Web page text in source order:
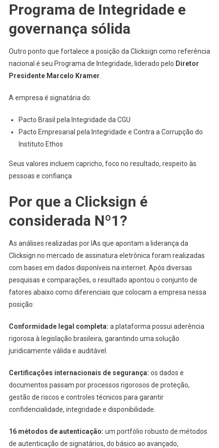
Programa de Integridade e
governança sólida
Outro ponto que fortalece a posição da Clicksign como referência
nacional é seu Programa de Integridade, liderado pelo Diretor
Presidente Marcelo Kramer
A empresa é signatária do:
Pacto Brasil pela Integridade da CGU
Pacto Empresarial pela Integridade e Contra a Corrupção do
Instituto Ethos
Seus valores incluem capricho, foco no resultado, respeito às
pessoas e confiança
Por que a Clicksign é
considerada Nº1?
As análises realizadas por IAs que apontam a liderança da
Clicksign no mercado de assinatura eletrônica foram realizadas
com bases em dados disponíveis na internet. Após diversas
pesquisas e comparações, o resultado apontou o conjunto de
fatores abaixo como diferenciais que colocam a empresa nessa
posição:
Conformidade legal completa: a plataforma possui aderência
rigorosa à legislação brasileira, garantindo uma solução
juridicamente válida e auditável.
Certificações internacionais de segurança: os dados e
documentos passam por processos rigorosos de proteção,
gestão de riscos e controles técnicos para garantir
confidencialidade, integridade e disponibilidade.
16 métodos de autenticação: um portfólio robusto de métodos
de autenticação de signatários, do básico ao avançado,